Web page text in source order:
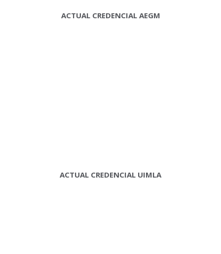
ACTUAL CREDENCIAL AEGM
ACTUAL CREDENCIAL UIMLA